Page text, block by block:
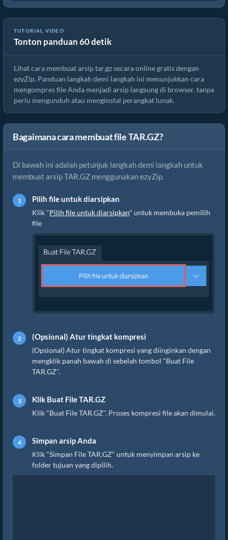
TUTORIAL VIDEO
Tonton panduan 60 detik
Cara Membuat Arsip tar.gz secara Online dengan ezyZip (Gratis,
Tanpa Instalasi)
Lihat cara membuat arsip tar.gz secara online gratis dengan
ezyZip. Panduan langkah demi langkah ini menunjukkan cara
mengompres file Anda menjadi arsip langsung di browser, tanpa
perlu mengunduh atau menginstal perangkat lunak.
Bagaimana cara membuat file TAR.GZ?
Di bawah ini adalah petunjuk langkah demi langkah untuk
membuat arsip TAR.GZ menggunakan ezyZip.
Pilih file untuk diarsipkan
Klik "Pilih file untuk diarsipkan" untuk membuka pemilih
file
(Opsional) Atur tingkat kompresi
(Opsional) Atur tingkat kompresi yang diinginkan dengan
mengklik panah bawah di sebelah tombol "Buat File
TAR.GZ".
Klik Buat File TAR.GZ
Klik "Buat File TAR.GZ". Proses kompresi file akan dimulai.
Simpan arsip Anda
Klik "Simpan File TAR.GZ" untuk menyimpan arsip ke
folder tujuan yang dipilih.